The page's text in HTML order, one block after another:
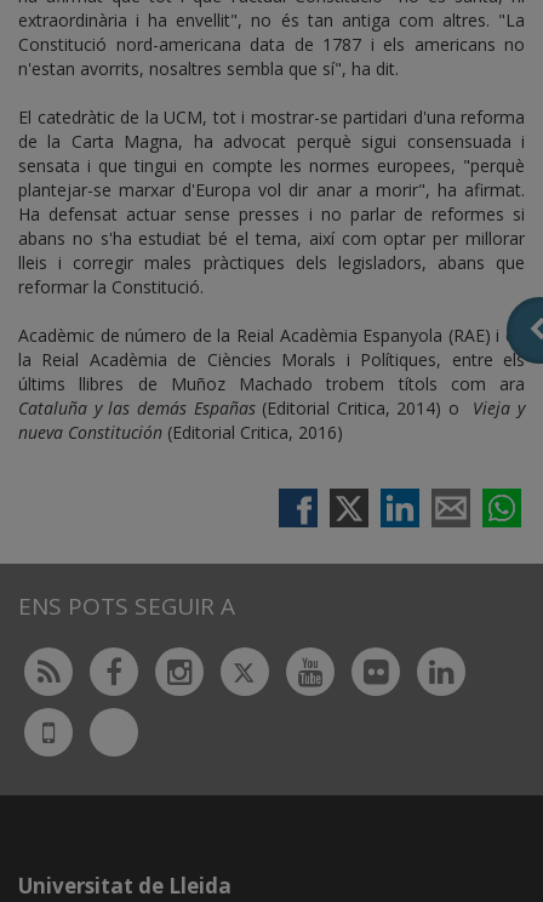
extraordinària i ha envellit", no és tan antiga com altres. "La
Constitució nord-americana data de 1787 i els americans no
n'estan avorrits, nosaltres sembla que sí", ha dit.
El catedràtic de la UCM, tot i mostrar-se partidari d'una reforma
de la Carta Magna, ha advocat perquè sigui consensuada i
sensata i que tingui en compte les normes europees, "perquè
plantejar-se marxar d'Europa vol dir anar a morir", ha afirmat.
Ha defensat actuar sense presses i no parlar de reformes si
abans no s'ha estudiat bé el tema, així com optar per millorar
lleis i corregir males pràctiques dels legisladors, abans que
reformar la Constitució.
Acadèmic de número de la Reial Acadèmia Espanyola (RAE) i de
la Reial Acadèmia de Ciències Morals i Polítiques, entre els
últims llibres de Muñoz Machado trobem títols com ara
Cataluña y las demás Españas(Editorial Critica, 2014) o Vieja y
nueva Constitución (Editorial Critica, 2016)
ENS POTS SEGUIR A
Rss FacebookInstagram
TwitterYoutubeFlickr
UdL
App
Bluesky
Universitat de Lleida